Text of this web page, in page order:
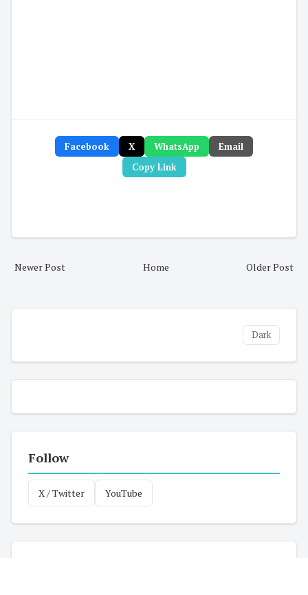
Facebook X WhatsApp
Email
Copy Link
Newer Post Older Post
Home
Dark
Follow
X / Twitter YouTube